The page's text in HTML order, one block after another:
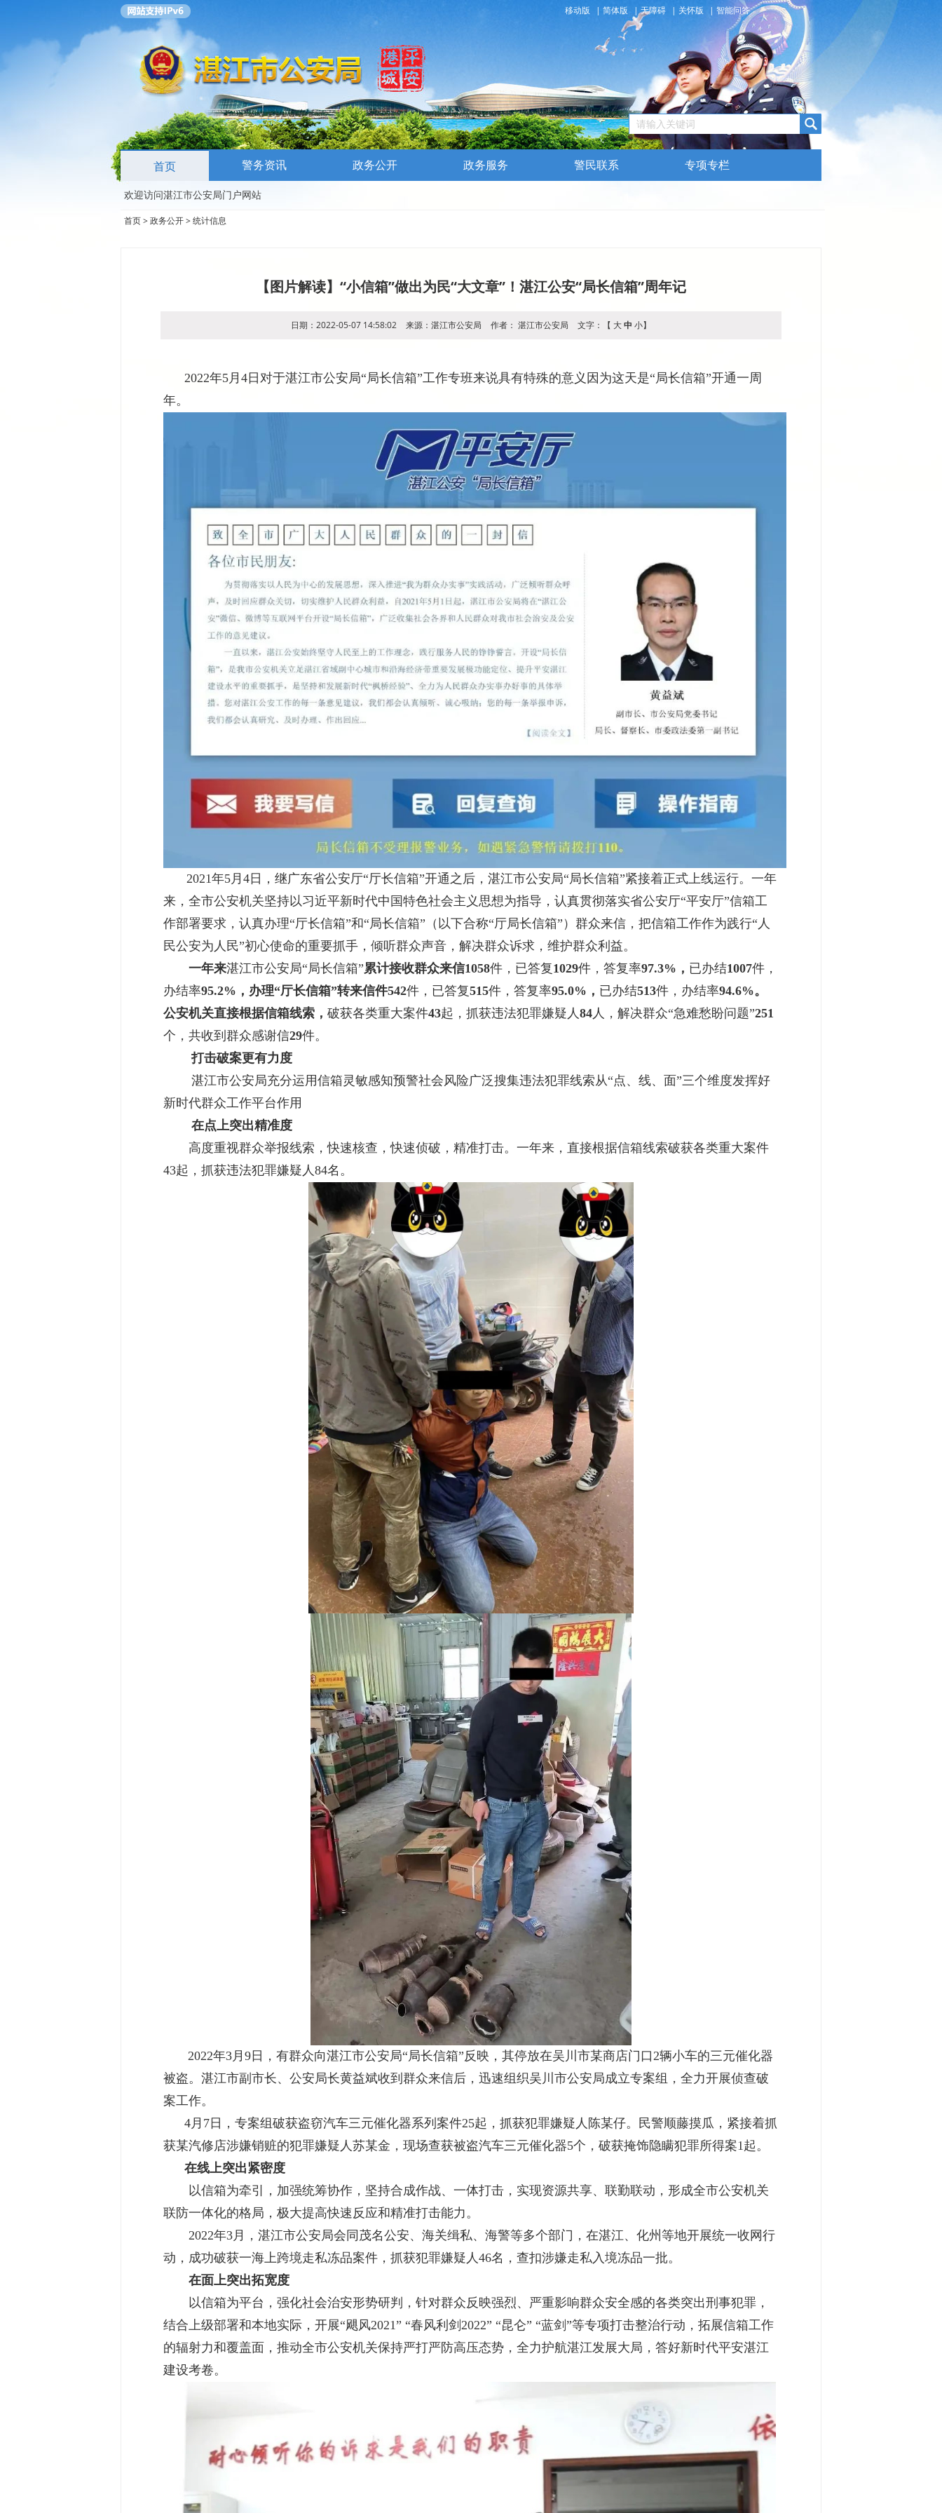
移动版 | 简体版 |无障碍 | 关怀版 | 智能问答
首页 警务资讯 政务公开 政务服务 警民联系 专项专栏
欢迎访问湛江市公安局门户网站
首页>政务公开>统计信息
【图片解读】“小信箱”做出为民“大文章”！湛江公安“局长信箱”周年记
日期：2022-05-07 14:58:02 来源：湛江市公安局 作者： 湛江市公安局 文字：【 大中 小】
2022年5月4日对于湛江市公安局“局长信箱”工作专班来说具有特殊的意义因为这天是“局长信箱”开通一周
年。
2021年5月4日，继广东省公安厅“厅长信箱”开通之后，湛江市公安局“局长信箱”紧接着正式上线运行。一年
来，全市公安机关坚持以习近平新时代中国特色社会主义思想为指导，认真贯彻落实省公安厅“平安厅”信箱工
作部署要求，认真办理“厅长信箱”和“局长信箱”（以下合称“厅局长信箱”）群众来信，把信箱工作作为践行“人
民公安为人民”初心使命的重要抓手，倾听群众声音，解决群众诉求，维护群众利益。
一年来湛江市公安局“局长信箱”累计接收群众来信1058件，已答复1029件，答复率97.3%， 已办结1007件，
办结率95.2%， 办理“厅长信箱”转来信件542件，已答复515件，答复率95.0%， 已办结513件，办结率94.6%。
公安机关直接根据信箱线索， 破获各类重大案件43起，抓获违法犯罪嫌疑人84人，解决群众“急难愁盼问题”251
个，共收到群众感谢信29件。
打击破案更有力度
湛江市公安局充分运用信箱灵敏感知预警社会风险广泛搜集违法犯罪线索从“点、线、面”三个维度发挥好
新时代群众工作平台作用
在点上突出精准度
高度重视群众举报线索，快速核查，快速侦破，精准打击。一年来，直接根据信箱线索破获各类重大案件
43起，抓获违法犯罪嫌疑人84名。
2022年3月9日，有群众向湛江市公安局“局长信箱”反映，其停放在吴川市某商店门口2辆小车的三元催化器
被盗。湛江市副市长、公安局长黄益斌收到群众来信后，迅速组织吴川市公安局成立专案组，全力开展侦查破
案工作。
4月7日，专案组破获盗窃汽车三元催化器系列案件25起，抓获犯罪嫌疑人陈某仔。民警顺藤摸瓜，紧接着抓
获某汽修店涉嫌销赃的犯罪嫌疑人苏某金，现场查获被盗汽车三元催化器5个，破获掩饰隐瞒犯罪所得案1起。
在线上突出紧密度
以信箱为牵引，加强统筹协作，坚持合成作战、一体打击，实现资源共享、联勤联动，形成全市公安机关
联防一体化的格局，极大提高快速反应和精准打击能力。
2022年3月，湛江市公安局会同茂名公安、海关缉私、海警等多个部门，在湛江、化州等地开展统一收网行
动，成功破获一海上跨境走私冻品案件，抓获犯罪嫌疑人46名，查扣涉嫌走私入境冻品一批。
在面上突出拓宽度
以信箱为平台，强化社会治安形势研判，针对群众反映强烈、严重影响群众安全感的各类突出刑事犯罪，
结合上级部署和本地实际，开展“飓风2021” “春风利剑2022” “昆仑” “蓝剑”等专项打击整治行动，拓展信箱工作
的辐射力和覆盖面，推动全市公安机关保持严打严防高压态势，全力护航湛江发展大局，答好新时代平安湛江
建设考卷。